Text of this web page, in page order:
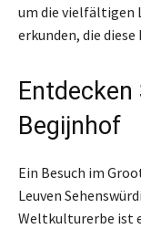
um die vielfältigen
erkunden, die
Begijnhof
Ein Besuch im
Leuven
Weltkulturerbe ist